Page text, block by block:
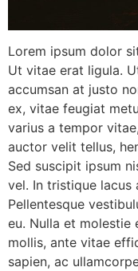
Lorem ipsum dolor
Ut vitae erat ligula.
accumsan at justo
ex, vitae feugiat
varius a tempor
auctor velit tellus,
Sed suscipit ipsum
vel. In tristique lacus
Pellentesque
eu. Nulla et molestie
mollis, ante vitae
sapien, ac